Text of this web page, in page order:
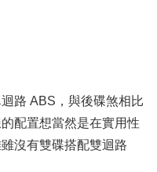
路 ABS，與後碟煞相比
配置想當然是在實用性
沒有雙碟搭配雙迴路